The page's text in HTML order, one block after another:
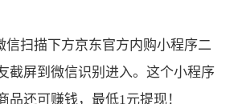
扫描下方京东官方内购小程序二
截屏到微信识别进入。这个小程序
品还可赚钱，最低1元提现！